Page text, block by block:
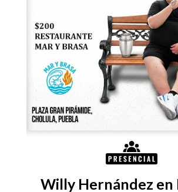
Willy Hernández en